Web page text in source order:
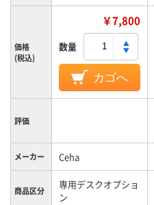
価格
(税込)
￥7,800
数量
カゴへ
評価
メーカー Ceha
商品区分
専用デスクオプショ
ン